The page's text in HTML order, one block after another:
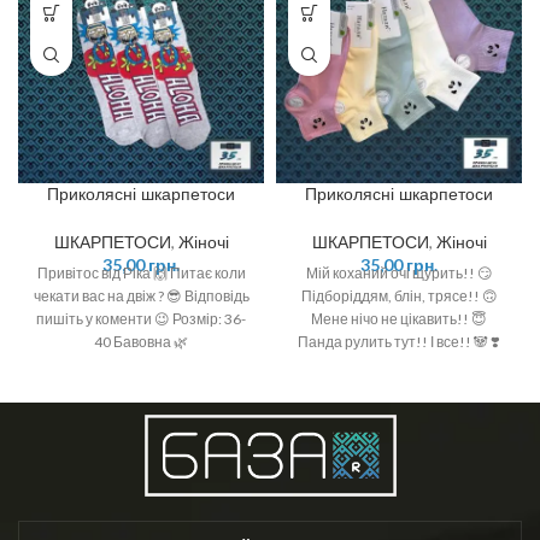
Приколясні шкарпетоси
ШКАРПЕТОСИ, Жіночі
35,00грн.
Привітос від Ріка 🙌 Питає коли
чекати вас на двіж ? 😎 Відповідь
пишіть у коменти 😉 Розмір: 36-
40 Бавовна 🌿
Приколясні шкарпетоси
ШКАРПЕТОСИ, Жіночі
35,00грн.
Мій коханий очі щурить!! 😏
Підборіддям, блін, трясе!! 🙃
Мене нічо не цікавить!! 😇
Панда рулить тут!! І все!! 🐼 ❣️